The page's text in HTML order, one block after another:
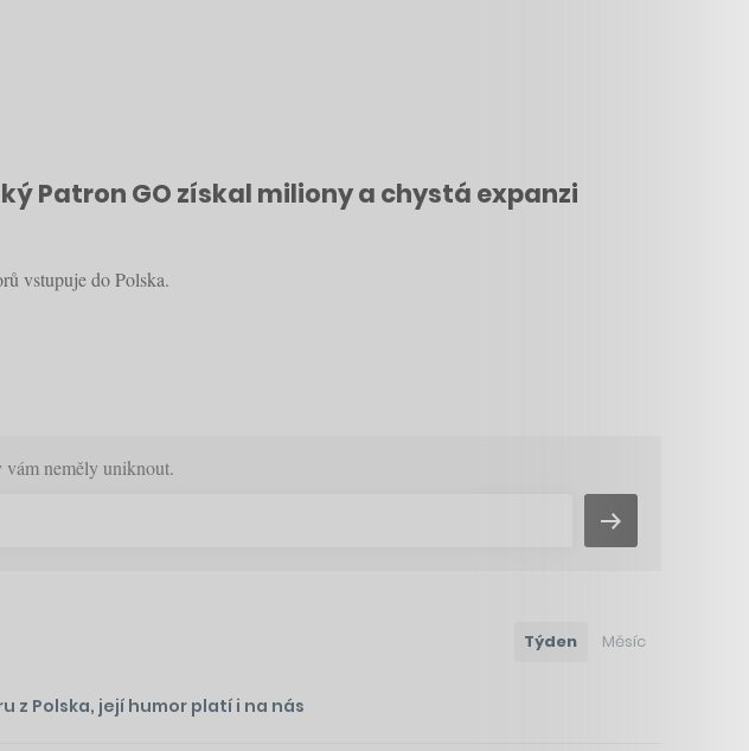
Patron GO získal miliony a chystá expanzi
vstupuje do Polska.
vám neměly uniknout.
Týden Měsíc
z Polska, její humor platí i na nás